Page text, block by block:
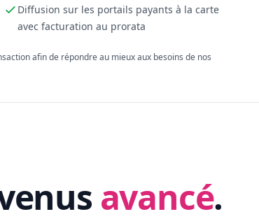
Diffusion sur les portails payants à la carte
avec facturation au prorata
afin de répondre au mieux aux besoins de nos
avancé.